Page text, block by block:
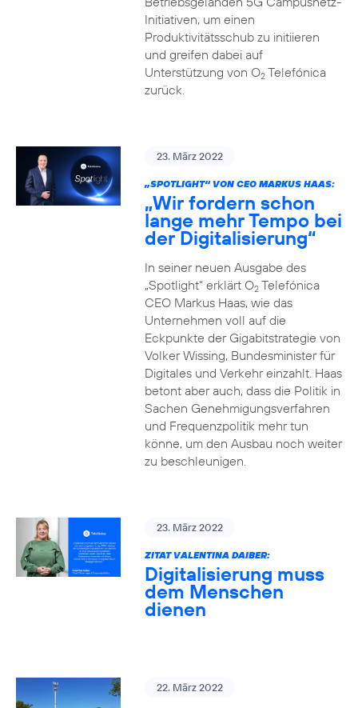
Initiativen, um einen
Produktivitätsschub zu initiieren
und greifen dabei auf
Unterstützung von O2Telefónica
zurück.
23. März 2022
„SPOTLIGHT“ VON CEO MARKUS HAAS:
„Wir fordern schon
lange mehr Tempo bei
der Digitalisierung“
In seiner neuen Ausgabe des
„Spotlight“ erklärt O2Telefónica
CEO Markus Haas, wie das
Unternehmen voll auf die
Eckpunkte der Gigabitstrategie von
Volker Wissing, Bundesminister für
Digitales und Verkehr einzahlt. Haas
betont aber auch, dass die Politik in
Sachen Genehmigungsverfahren
und Frequenzpolitik mehr tun
könne, um den Ausbau noch weiter
zu beschleunigen.
23. März 2022
ZITAT VALENTINA DAIBER:
Digitalisierung muss
dem Menschen
dienen
22. März 2022